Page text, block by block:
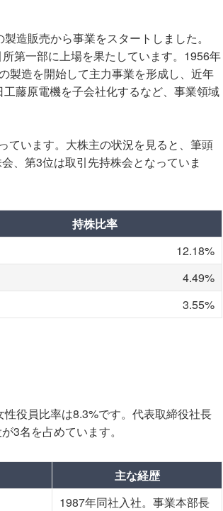
造販売から事業をスタートしました。
第一部に上場を果たしています。1956年
製造を開始して主力事業を形成し、近年
藤原電機を子会社化するなど、事業領域
ています。大株主の状況を見ると、筆頭
、第3位は取引先持株会となっていま
持株比率
12.18%
4.49%
3.55%
役員比率は8.3%です。代表取締役社長
3名を占めています。
主な経歴
1987年同社入社。事業本部長